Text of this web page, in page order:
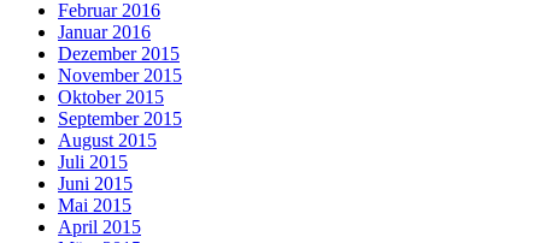
Februar 2016
Januar 2016
Dezember 2015
November 2015
Oktober 2015
September 2015
August 2015
Juli 2015
Juni 2015
Mai 2015
April 2015